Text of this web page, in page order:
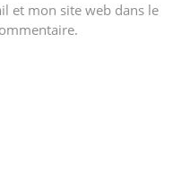
et mon site web dans le